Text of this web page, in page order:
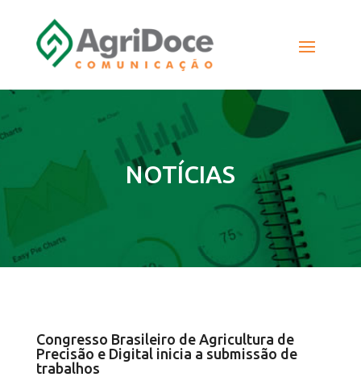
NOTÍCIAS
Congresso Brasileiro de Agricultura de
Precisão e Digital inicia a submissão de
trabalhos